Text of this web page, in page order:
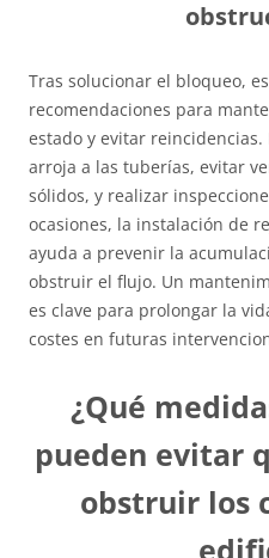
Tras solucionar el bloqueo,
recomendaciones para
estado y evitar
arroja a las tuberías, evitar
sólidos, y realizar
ocasiones, la instalación de
ayuda a prevenir la
obstruir el flujo. Un
es clave para prolongar la
costes en futuras
¿Qué
pueden evitar
obstruir los